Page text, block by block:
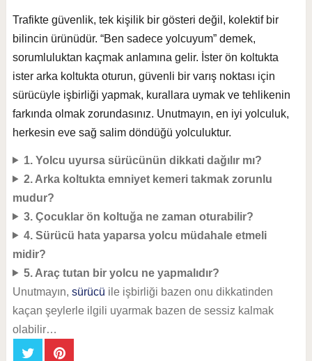
Trafikte güvenlik, tek kişilik bir gösteri değil, kolektif bir
bilincin ürünüdür. “Ben sadece yolcuyum” demek,
sorumluluktan kaçmak anlamına gelir. İster ön koltukta
ister arka koltukta oturun, güvenli bir varış noktası için
sürücüyle işbirliği yapmak, kurallara uymak ve tehlikenin
farkında olmak zorundasınız. Unutmayın, en iyi yolculuk,
herkesin eve sağ salim döndüğü yolculuktur.
1. Yolcu uyursa sürücünün dikkati dağılır mı?
2. Arka koltukta emniyet kemeri takmak zorunlu
mudur?
3. Çocuklar ön koltuğa ne zaman oturabilir?
4. Sürücü hata yaparsa yolcu müdahale etmeli
midir?
5. Araç tutan bir yolcu ne yapmalıdır?
Unutmayın, sürücü ile işbirliği bazen onu dikkatinden
kaçan şeylerle ilgili uyarmak bazen de sessiz kalmak
olabilir…